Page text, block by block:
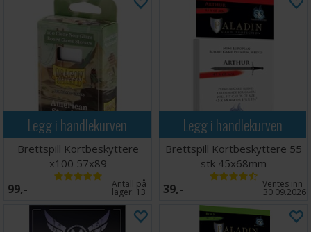
Legg i handlekurven
Brettspill Kortbeskyttere
x100 57x89
99,- Antall på
lager: 13
Legg i handlekurven
Brettspill Kortbeskyttere 55
stk 45x68mm
39,- Ventes inn
30.09.2026